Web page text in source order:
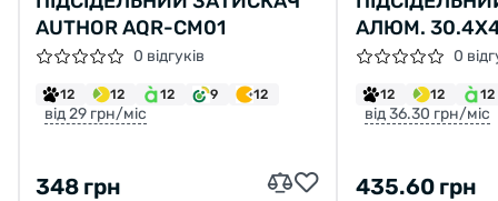
AUTHOR AQR-CM01
0 відгуків
12 12 12 9 12
від 29 грн/міс
348 грн
АЛЮМ.
B509 ЛЕОН0
12 12 12
від 36.30 грн/міс
435.60 грн